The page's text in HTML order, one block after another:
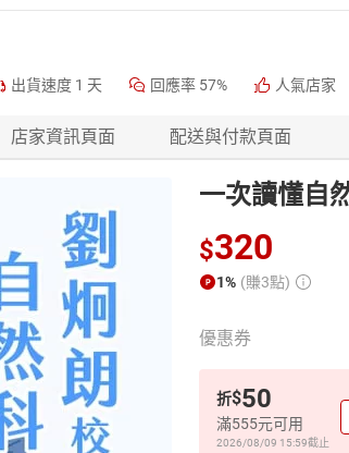
出貨速度 1 天 回應率 57% 人氣店家
店家資訊頁面 配送與付款頁面
一次讀懂自
$320
1% (賺3點)
優惠券
折$50
滿555元可用
2026/08/09 15:59截止